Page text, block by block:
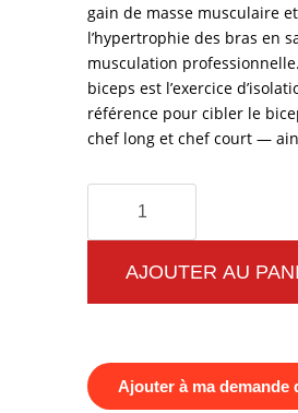
gain de masse musculaire et
l’hypertrophie des bras en
musculation
biceps est l’exercice
référence pour cibler le
chef long et chef court —
quantité
de
Machine
Curl
Etenon
R8302
AJOUTER AU
Ajouter à ma demande